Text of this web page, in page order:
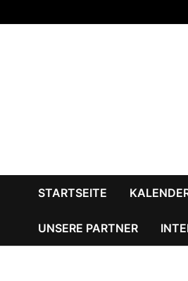
Inhalt
STARTSEITE
UNSERE PARTNER